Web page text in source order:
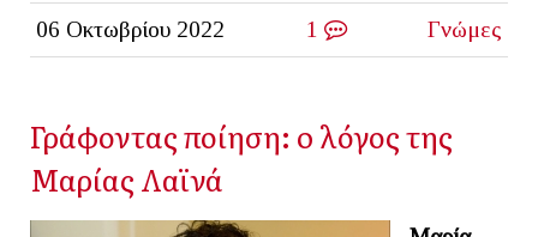
06 Οκτωβρίου 2022 1 Γνώμες
Γράφοντας ποίηση: o λόγος της
Μαρίας Λαϊνά